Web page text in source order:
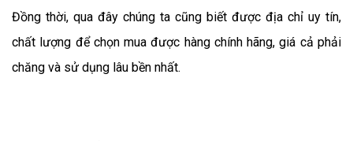
Đồng thời, qua đây chúng ta cũng biết được địa chỉ uy tín,
chất lượng để chọn mua được hàng chính hãng, giá cả phải
chăng và sử dụng lâu bền nhất.